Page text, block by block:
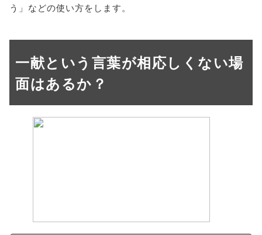
う」などの使い方をします。
一献という言葉が相応しくない場
面はあるか？